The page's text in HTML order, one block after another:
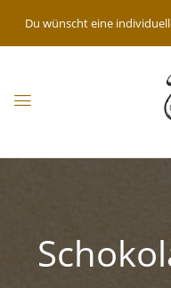
Du wünscht eine